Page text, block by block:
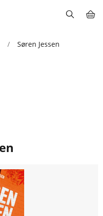
/ Søren Jessen